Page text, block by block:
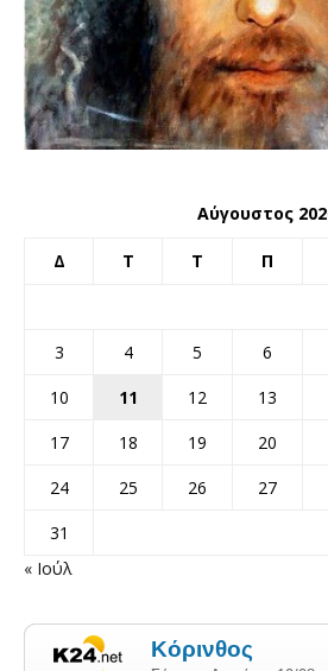
Αύγουστος
Δ Τ Τ Π
3
4 5 6
10
11 12 13
17
18 19 20
24
25 26 27
31
« Ιούλ